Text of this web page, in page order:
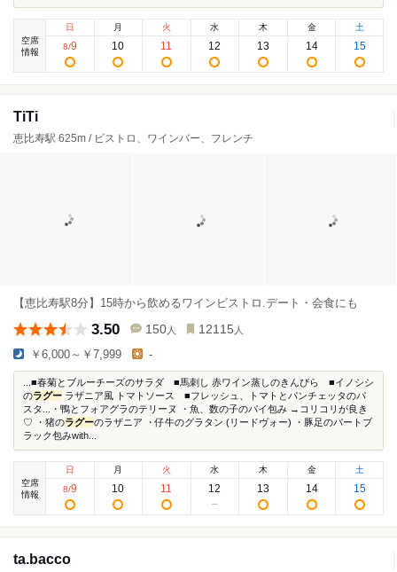
空席
情報
日
8/9
月
10
火
11
水
12
木
13
金
14
土
15
TiTi
恵比寿駅 625m / ビストロ、ワインバー、フレンチ
【恵比寿駅8分】15時から飲めるワインビストロ.デート・会食にも
3.50 150 人 12115 人
￥6,000～￥7,999 -
...■春菊とブルーチーズのサラダ ■馬刺し 赤ワイン蒸しのきんぴら ■イノシシ
のラグー ラザニア風 トマトソース ■フレッシュ、トマトとパンチェッタのパ
スタ...・鴨とフォアグラのテリーヌ ・魚、数の子のパイ包み →コリコリが良き
♡ ・猪のラグーのラザニア ・仔牛のグラタン (リードヴォー) ・豚足のパートブ
ラック包みwith...
空席
情報
日
8/9
月
10
火
11
水
12
木
13
金
14
土
15
ta.bacco